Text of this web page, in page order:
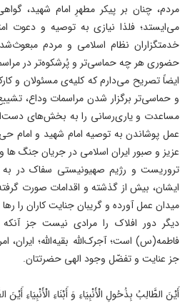
مردم، چنان بر پیکر مطهرِ امام شهید،
می‌ایستد؛ فلذا نیازی به توصیه و دعوت
خدمتگزاران نظام اسلامی و مردم
حضوری هر چه حماسی‌تر و پُرشکوه‌تر در
ایضاً تصریح می‌دارم که کلیه‌ی مسئولان و
و حماسی‌تر برگزار شدن مراسمات وداع،
مساعدت و یاری‌رسانی را به بخش‌های
عمل پوشاندن به توصیه امام شهید و امام
عزیز و صبور ایران اسلامی در جریان جنگ ها
تروریست و رژیم صهیونیستی سفاک در به
ایشان، بیش از گذشته و اقدامات صورت
میدان عمل آورده و گریبان جنایت کاران را رها
دیگر دور افلاک را مرادی نیست جز
فاطمه(س) است؛ آجرک‌الله بقیه‌الله؛
جز عنایت و تفضّل وجود الهی حضرتتان.
أَیْنَ الطَّالِبُ بِذُحُولِ الْأَنْبِیَاءِ وَ أَبْنَاءِ الْأَنْبِیَاءِ